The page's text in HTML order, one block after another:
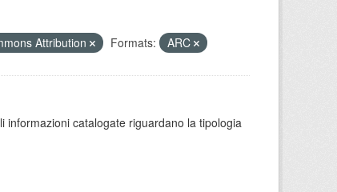
Attribution Formats: ARC
informazioni catalogate riguardano la tipologia